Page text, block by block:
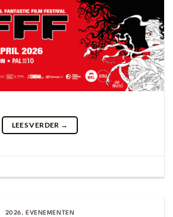
LEES VERDER →
2026, EVENEMENTEN